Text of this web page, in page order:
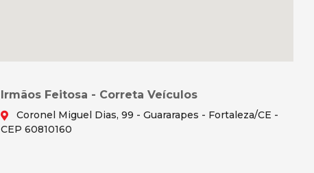
Irmãos Feitosa - Correta Veículos
Coronel Miguel Dias, 99 - Guararapes - Fortaleza/CE -
CEP 60810160